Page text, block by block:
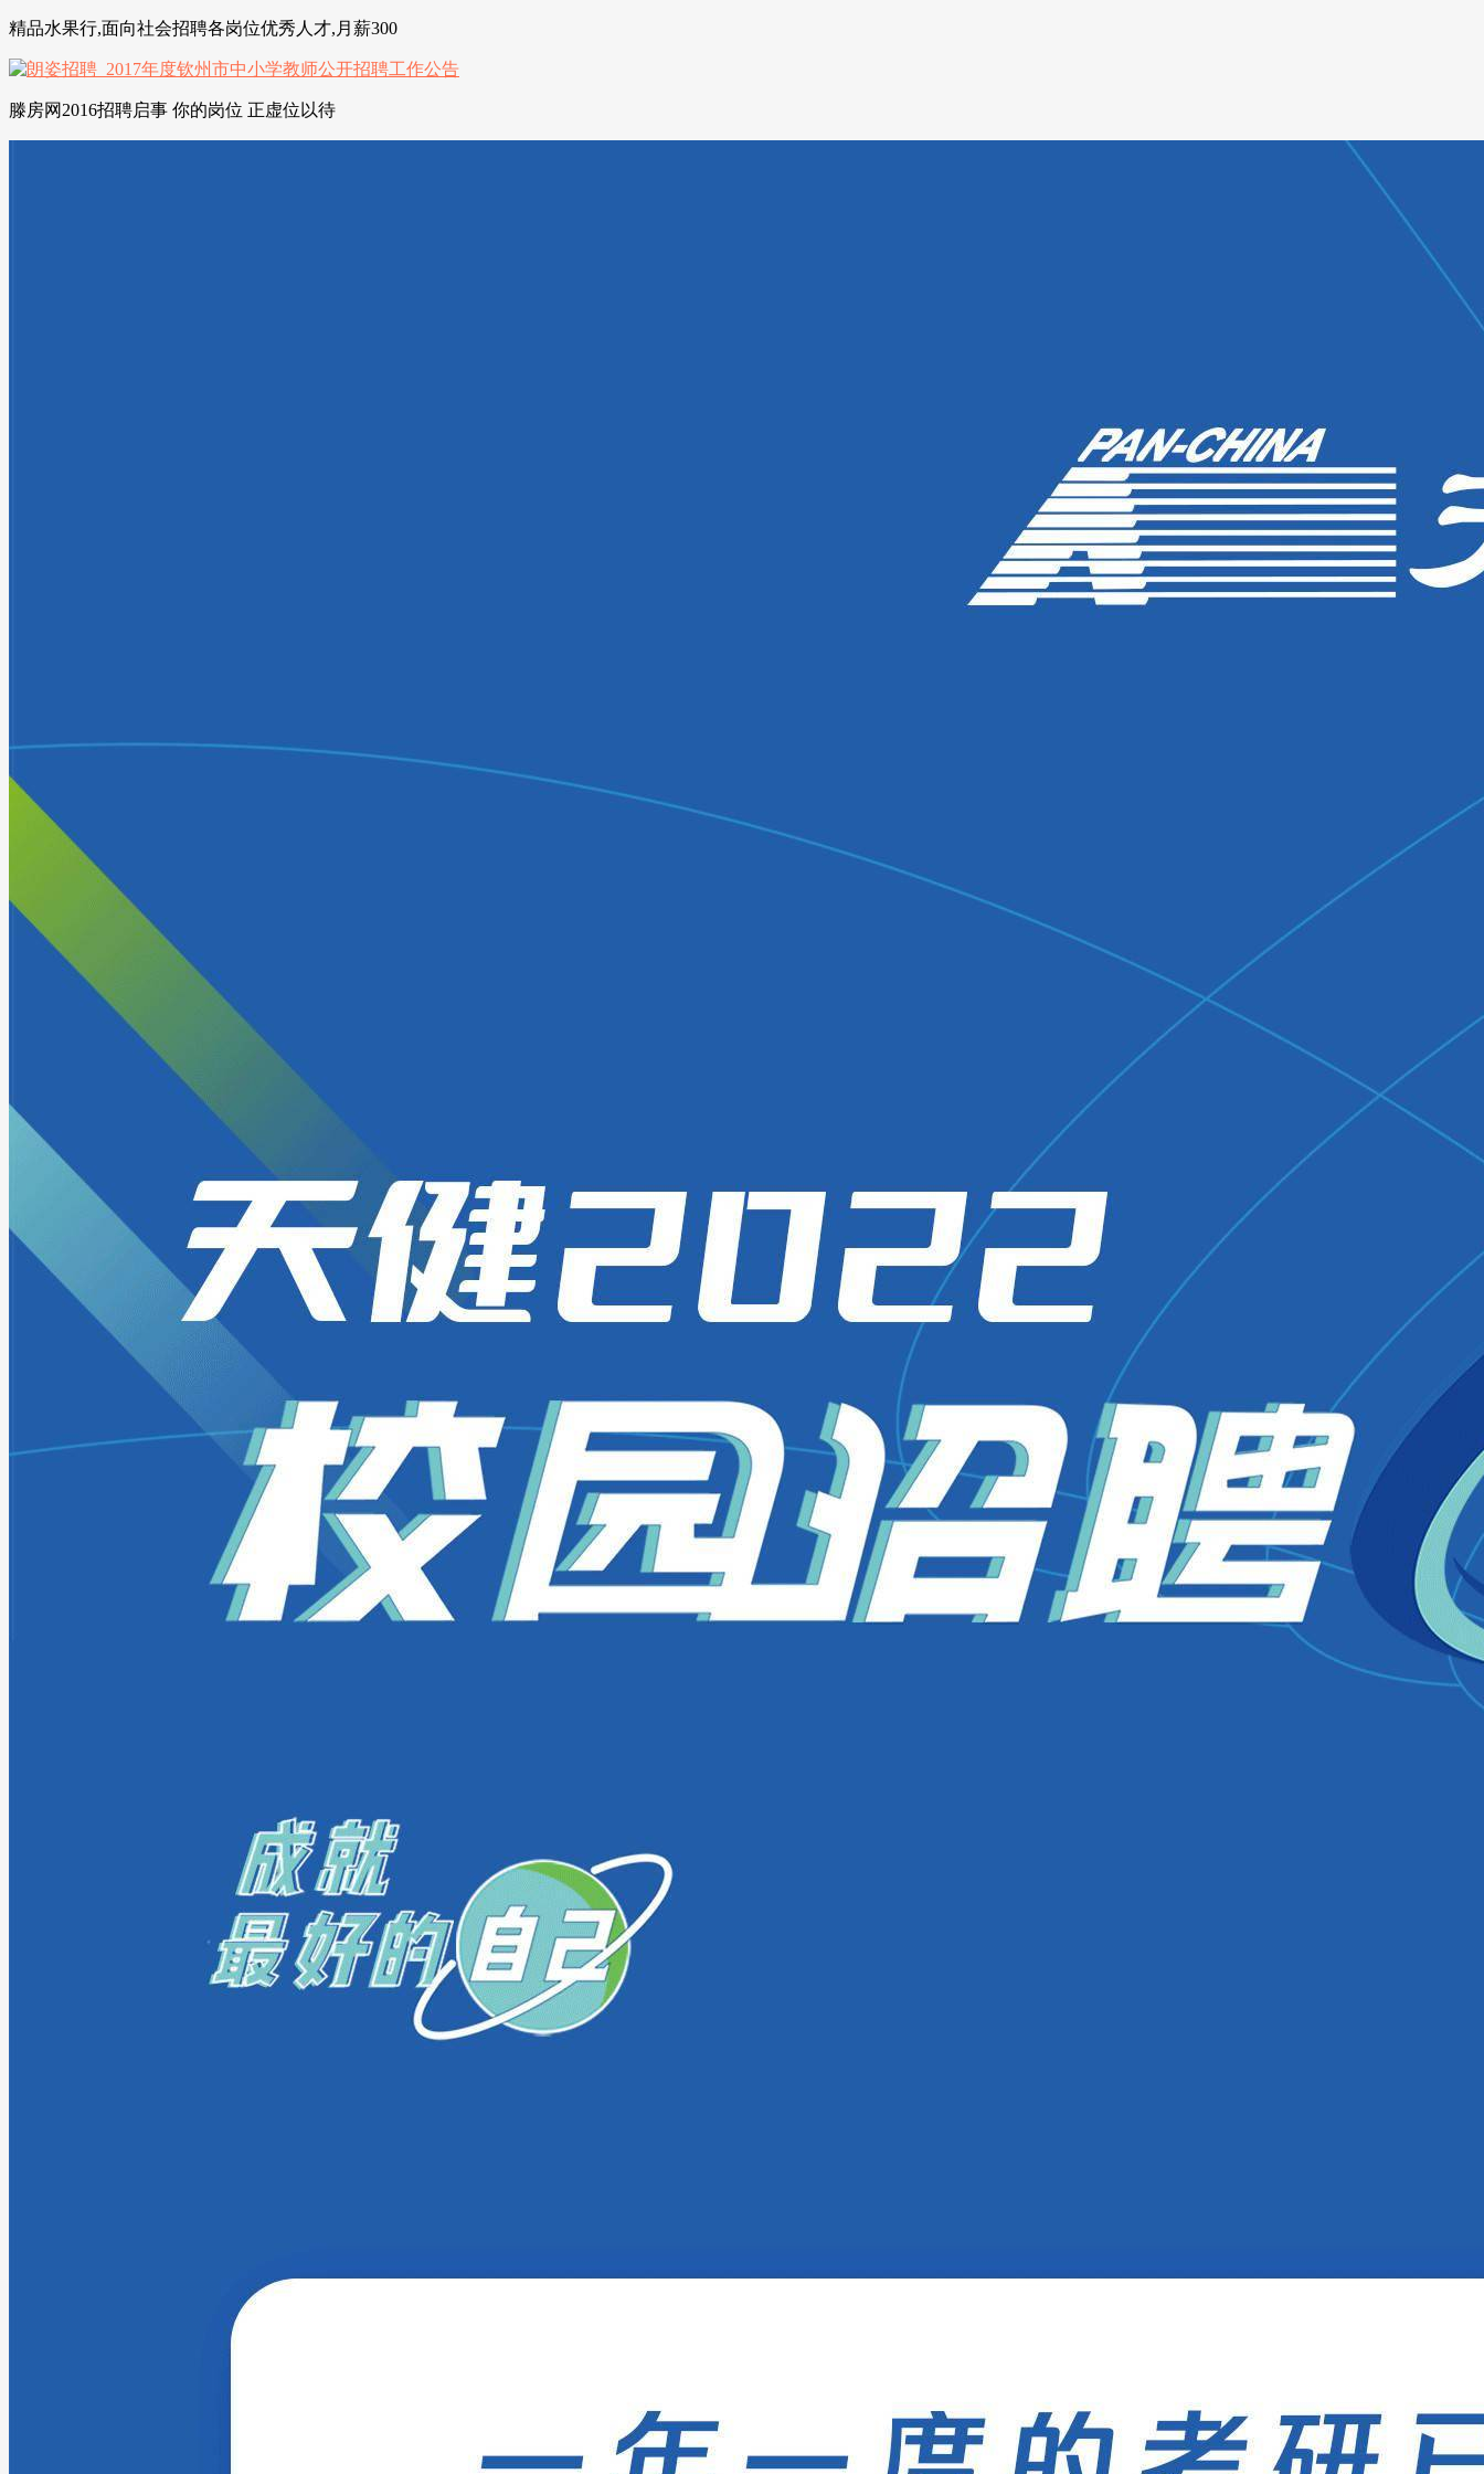
精品水果行,面向社会招聘各岗位优秀人才,月薪300
滕房网2016招聘启事 你的岗位 正虚位以待